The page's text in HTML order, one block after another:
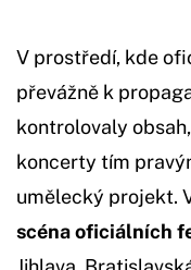
V prostředí, kde
převážně k
kontrolovaly
koncerty tím
umělecký projekt.
scéna oficiálních